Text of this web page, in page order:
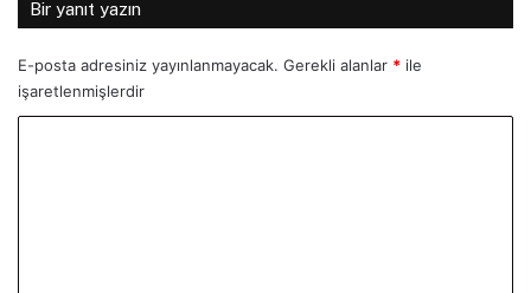
Bir yanıt yazın
E-posta adresiniz yayınlanmayacak. Gerekli alanlar * ile
işaretlenmişlerdir